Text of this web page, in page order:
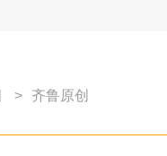
> 齐鲁原创